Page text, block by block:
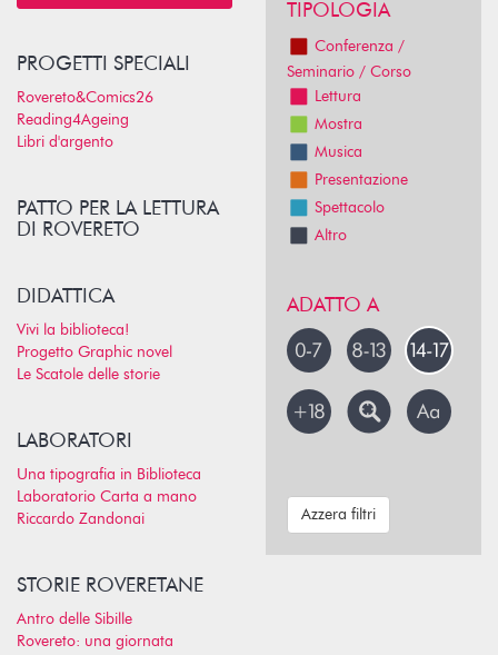
PROGETTI SPECIALI
Rovereto&Comics26
Reading4Ageing
Libri d'argento
PATTO PER LA LETTURA
DI ROVERETO
DIDATTICA
Vivi la biblioteca!
Progetto Graphic novel
Le Scatole delle storie
LABORATORI
Una tipografia in Biblioteca
Laboratorio Carta a mano
Riccardo Zandonai
STORIE ROVERETANE
Antro delle Sibille
Rovereto: una giornata
TIPOLOGIA
Conferenza /
Seminario / Corso
Lettura
Mostra
Musica
Presentazione
Spettacolo
Altro
ADATTO A
Azzera filtri